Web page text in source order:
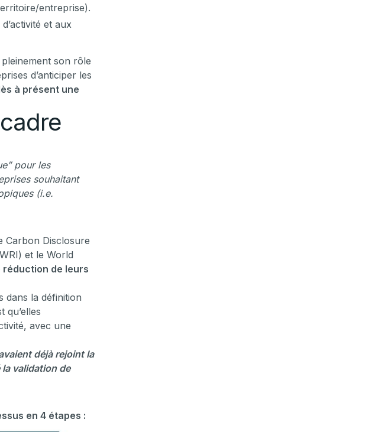
entreprise).
et aux
son rôle
d’anticiper les
à présent une
pour les
souhaitant
(i.e.
Carbon Disclosure
et le World
de leurs
dans la définition
qu’elles
avec une
déjà rejoint la
validation de
en 4 étapes :